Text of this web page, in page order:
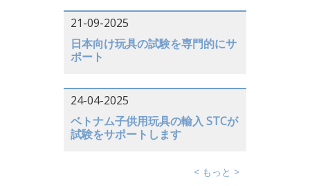
21-09-2025
日本向け玩具の試験を専門的にサ
ポート
24-04-2025
ベトナム子供用玩具の輸入 STCが
試験をサポートします
< もっと >